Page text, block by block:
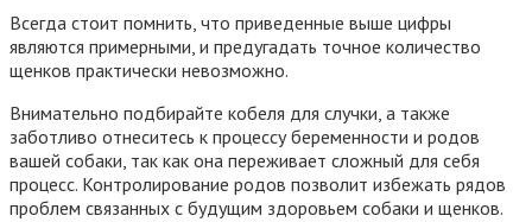
Всегда стоит помнить, что приведенные выше цифры
являются примерными, и предугадать точное количество
щенков практически невозможно.
Внимательно подбирайте кобеля для случки, а также
заботливо отнеситесь к процессу беременности и родов
вашей собаки, так как она переживает сложный для себя
процесс. Контролирование родов позволит избежать рядов
проблем связанных с будущим здоровьем собаки и щенков.